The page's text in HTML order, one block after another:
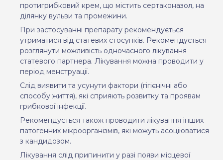
протигрибковий крем, що містить сертаконазол, на
ділянку вульви та промежини.
При застосуванні препарату рекомендується
утриматися від статевих стосунків. Рекомендується
розглянути можливість одночасного лікування
статевого партнера. Лікування можна проводити у
період менструації.
Слід виявити та усунути фактори (гігієнічні або
способу життя), які сприяють розвитку та проявам
грибкової інфекції.
Рекомендується також проводити лікування інших
патогенних мікроорганізмів, які можуть асоціюватися
з кандидозом.
Лікування слід припинити у разі появи місцевої